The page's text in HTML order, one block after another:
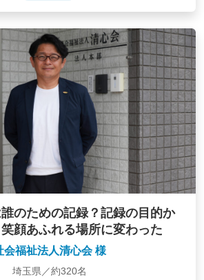
誰のための記録？記録の目的か
顔あふれる場所に変わった
会福祉法人清心会 様
埼玉県／約320名